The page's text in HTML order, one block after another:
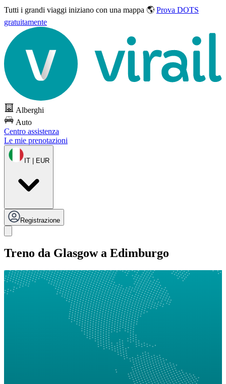
Tutti i grandi viaggi iniziano con una mappa 🌎 Prova DOTS
gratuitamente
Alberghi
Auto
Centro assistenza
Le mie prenotazioni
IT | EUR
Registrazione
Treno da Glasgow a Edimburgo